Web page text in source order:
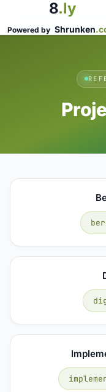
8.ly
Powered by Shrunken